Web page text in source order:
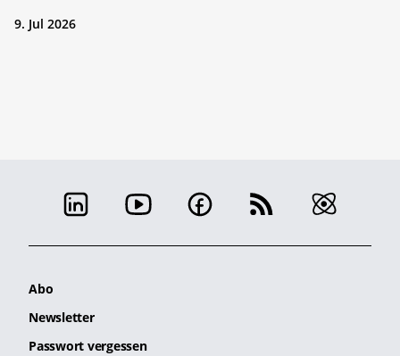
9. Jul 2026
Abo
Newsletter
Passwort vergessen